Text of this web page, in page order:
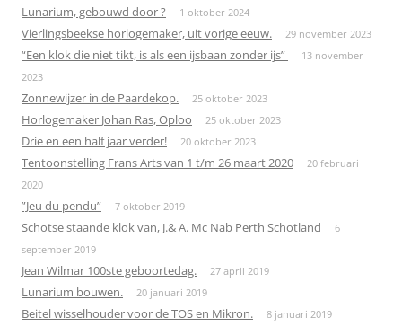
Lunarium, gebouwd door ? 1 oktober 2024
Vierlingsbeekse horlogemaker, uit vorige eeuw. 29 november 2023
“Een klok die niet tikt, is als een ijsbaan zonder ijs”
13 november
2023
Zonnewijzer in de Paardekop. 25 oktober 2023
Horlogemaker Johan Ras, Oploo 25 oktober 2023
Drie en een half jaar verder! 20 oktober 2023
Tentoonstelling Frans Arts van 1 t/m 26 maart 2020
20 februari
2020
”Jeu du pendu” 7 oktober 2019
Schotse staande klok van, J.& A. Mc Nab Perth Schotland
6
september 2019
Jean Wilmar 100ste geboortedag. 27 april 2019
Lunarium bouwen. 20 januari 2019
Beitel wisselhouder voor de TOS en Mikron. 8 januari 2019